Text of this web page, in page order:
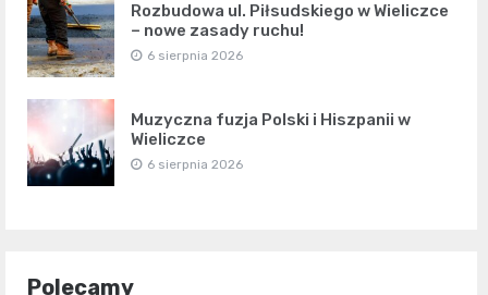
Rozbudowa ul. Piłsudskiego w Wieliczce
– nowe zasady ruchu!
6 sierpnia 2026
Muzyczna fuzja Polski i Hiszpanii w
Wieliczce
6 sierpnia 2026
Polecamy